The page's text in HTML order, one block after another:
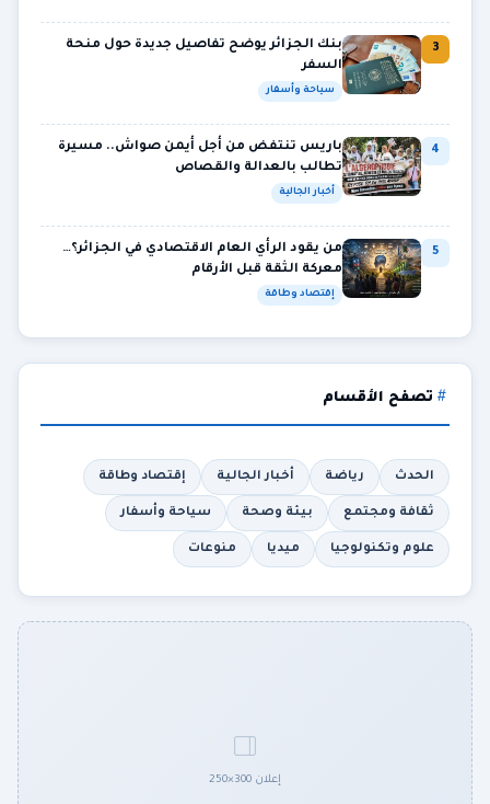
3
بنك الجزائر يوضح تفاصيل جديدة حول منحة
السفر
سياحة وأسفار
4
باريس تنتفض من أجل أيمن صواش.. مسيرة
تطالب بالعدالة والقصاص
أخبار الجالية
5
من يقود الرأي العام الاقتصادي في الجزائر؟…
معركة الثقة قبل الأرقام
إقتصاد وطاقة
تصفح الأقسام
الحدث رياضة أخبار الجالية إقتصاد وطاقة
ثقافة ومجتمع بيئة وصحة سياحة وأسفار
علوم وتكنولوجيا ميديا منوعات
إعلان 300×250